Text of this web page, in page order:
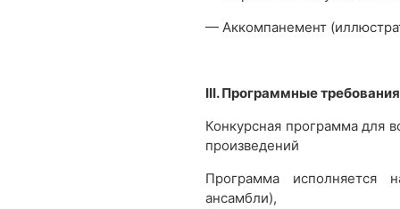
— Аккомпанемент
III. Программные
Конкурсная программа для
произведений
Программа исполняется
ансамбли),